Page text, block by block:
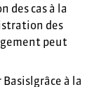
des cas à la
des
peut
à la